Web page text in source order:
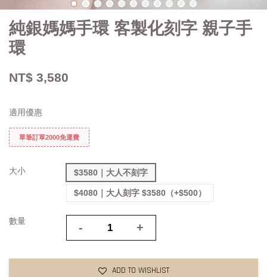
純銀媽媽手環 客製化刻字 親子手
環
NT$ 3,580
適用優惠
單筆訂單2000免運費
大小 $3580｜大人不刻字
$4080｜大人刻字 $3580（+$500）
數量 - +
ADD TO WISHLIST